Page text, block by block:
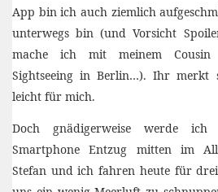
App bin ich auch ziemlich
unterwegs bin (und Vorsicht
mache ich mit meinem
Sightseeing in Berlin…). Ihr merkt
leicht für mich.
Doch gnädigerweise werde
Smartphone Entzug mitten im
Stefan und ich fahren heute für